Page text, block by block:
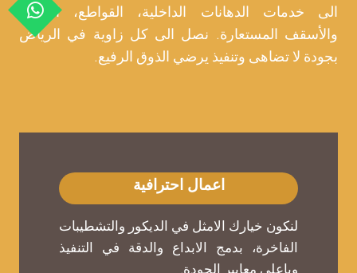
الى خدمات الدهانات الداخلية، القواطع، المرايا،
والأسقف المستعارة. نصل الى كل زاوية في الرياض
بجودة لا تضاهى وتنفيذ يرضي الذوق الرفيع.
اعمال احترافية
لنكون خيارك الامثل في الديكور والتشطيبات
الفاخرة، بدمج الابداع والدقة في التنفيذ